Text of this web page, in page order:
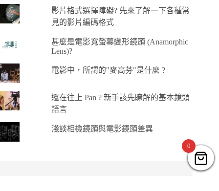
影片格式選擇障礙? 先來了解一下各種常
見的影片編碼格式
甚麼是電影寬螢幕變形鏡頭 (Anamorphic
Lens)?
電影中，所謂的"麥高芬"是什麼 ?
還在往上 Pan ? 新手該先瞭解的基本鏡頭
語言
淺談相機鏡頭與電影鏡頭差異
0